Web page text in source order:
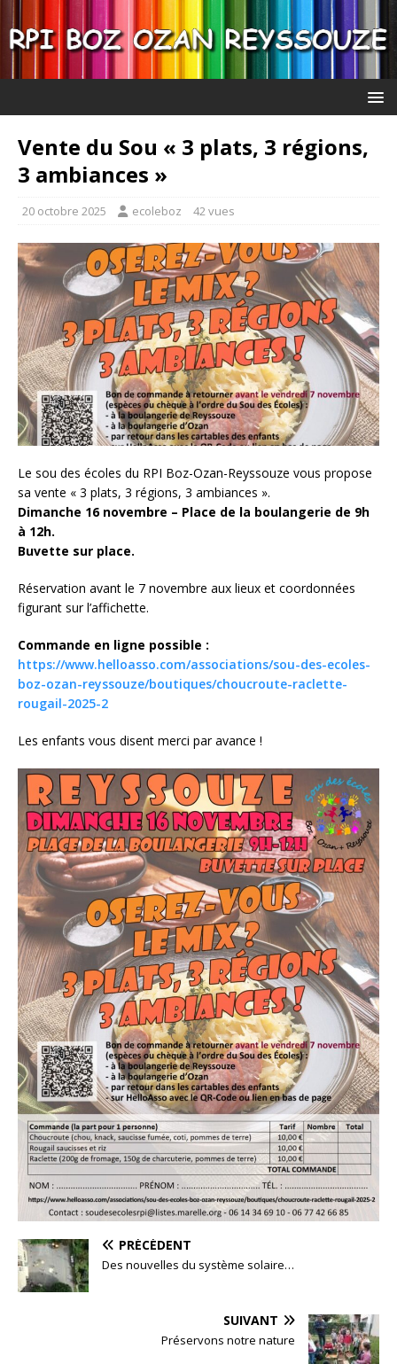
Vente du Sou « 3 plats, 3 régions,
3 ambiances »
20 octobre 2025 ecoleboz 42 vues
Le sou des écoles du RPI Boz-Ozan-Reyssouze vous propose
sa vente « 3 plats, 3 régions, 3 ambiances ».
Dimanche 16 novembre – Place de la boulangerie de 9h
à 12h.
Buvette sur place.
Réservation avant le 7 novembre aux lieux et coordonnées
figurant sur l’affichette.
Commande en ligne possible :
https://www.helloasso.com/associations/sou-des-ecoles-
boz-ozan-reyssouze/boutiques/choucroute-raclette-
rougail-2025-2
Les enfants vous disent merci par avance !
PRÉCÉDENT
Des nouvelles du système solaire…
SUIVANT
Préservons notre nature